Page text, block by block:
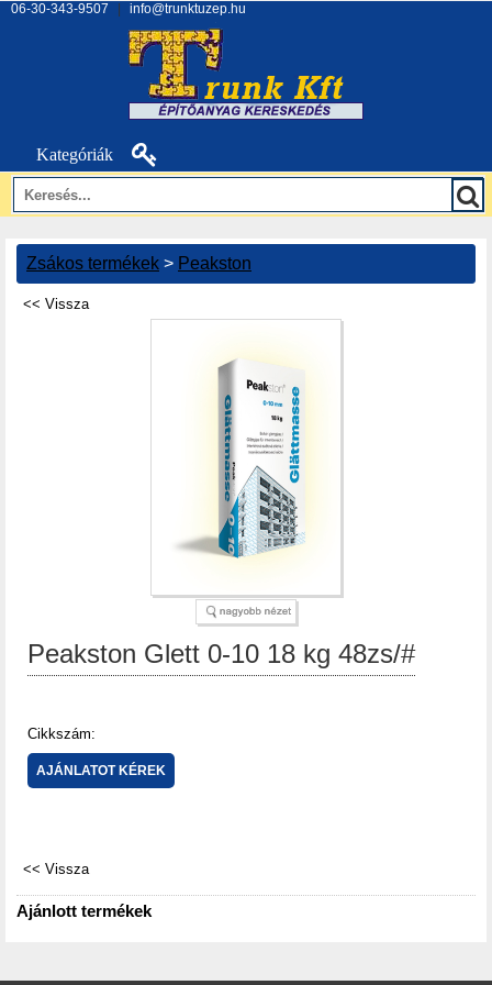
06-30-343-9507 info@trunktuzep.hu
Kategóriák
Zsákos termékek > Peakston
Peakston Glett 0-10 18 kg 48zs/#
Cikkszám:
Ajánlott termékek